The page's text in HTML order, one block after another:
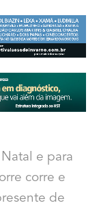
e para
corre e
de